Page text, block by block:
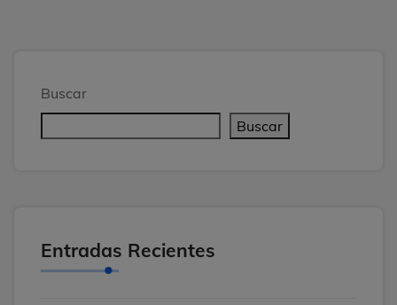
Buscar
Buscar
Entradas Recientes